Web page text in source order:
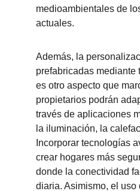
medioambientales de
actuales.
Además, la
prefabricadas
es otro aspecto que
propietarios podrán
través de aplicaciones
la iluminación, la
Incorporar tecnologías
crear hogares más
donde la conectividad
diaria. Asimismo, el uso